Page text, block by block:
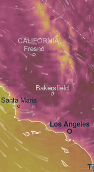
Los Angeles
Fresno
Santa Maria
Bakersfield
CALIFORNIA